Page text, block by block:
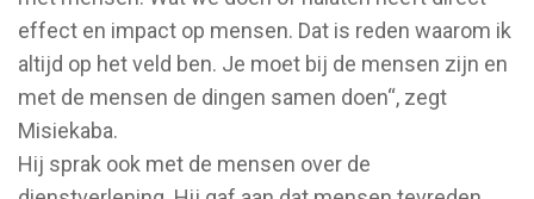
effect en impact op mensen. Dat is reden waarom ik
altijd op het veld ben. Je moet bij de mensen zijn en
met de mensen de dingen samen doen“, zegt
Misiekaba.
Hij sprak ook met de mensen over de